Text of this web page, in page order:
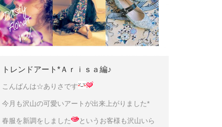
トレンドアート*Ａｒｉｓａ編♪
こんばんは☆ありさです
今月も沢山の可愛いアートが出来上がりました*
春服を新調をしました
というお客様も沢山いら